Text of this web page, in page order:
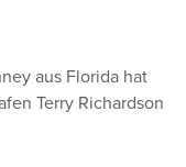
aus Florida hat
Terry Richardson